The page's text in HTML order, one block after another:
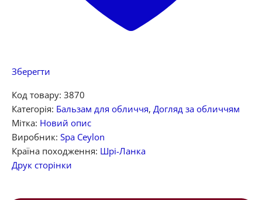
Зберегти
Код товару: 3870
Категорія: Бальзам для обличчя, Догляд за обличчям
Мітка: Новий опис
Виробник: Spa Ceylon
Країна походження: Шрі-Ланка
Друк сторінки